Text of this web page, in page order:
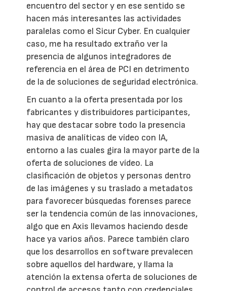
encuentro del sector y en ese sentido se
hacen más interesantes las actividades
paralelas como el Sicur Cyber. En cualquier
caso, me ha resultado extraño ver la
presencia de algunos integradores de
referencia en el área de PCI en detrimento
de la de soluciones de seguridad electrónica.
En cuanto a la oferta presentada por los
fabricantes y distribuidores participantes,
hay que destacar sobre todo la presencia
masiva de analíticas de vídeo con IA,
entorno a las cuales gira la mayor parte de la
oferta de soluciones de vídeo. La
clasificación de objetos y personas dentro
de las imágenes y su traslado a metadatos
para favorecer búsquedas forenses parece
ser la tendencia común de las innovaciones,
algo que en Axis llevamos haciendo desde
hace ya varios años. Parece también claro
que los desarrollos en software prevalecen
sobre aquellos del hardware, y llama la
atención la extensa oferta de soluciones de